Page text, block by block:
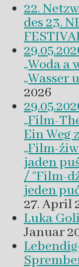
22.
des 23.
„Woda a
„Wasser
2026
„Film-
Ein Weg
„Film-
jaden
/ “Film-
jeden
27. April
Luka
Januar